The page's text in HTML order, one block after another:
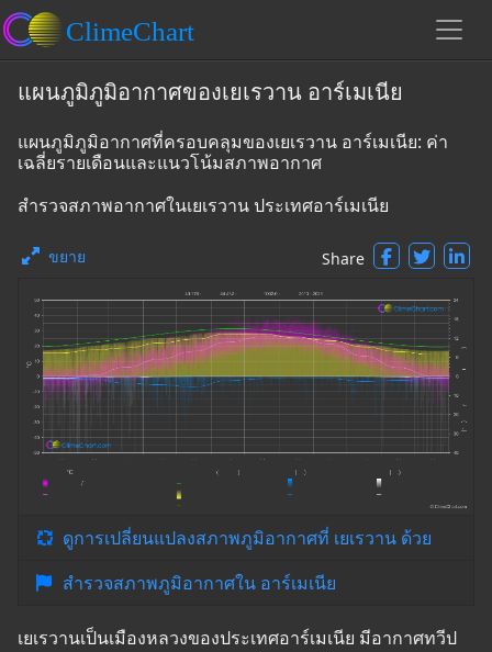
แผนภูมิภูมิอากาศของเยเรวาน อาร์เมเนีย
แผนภูมิภูมิอากาศที่ครอบคลุมของเยเรวาน อาร์เมเนีย: ค่า
เฉลี่ยรายเดือนและแนวโน้มสภาพอากาศ
สำรวจสภาพอากาศในเยเรวาน ประเทศอาร์เมเนีย
ขยาย Share
ดูการเปลี่ยนแปลงสภาพภูมิอากาศที่ เยเรวาน ด้วย
สำรวจสภาพภูมิอากาศใน อาร์เมเนีย
เยเรวานเป็นเมืองหลวงของประเทศอาร์เมเนีย มีอากาศทวีป